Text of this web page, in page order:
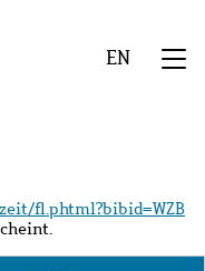
EN
fl.phtml?bibid=WZB